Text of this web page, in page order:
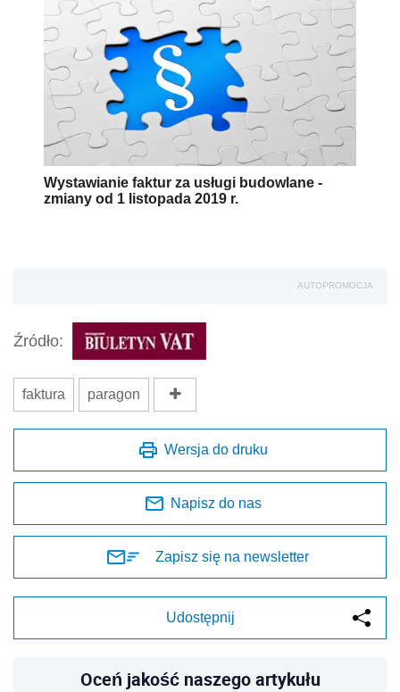
Wystawianie faktur za usługi budowlane -
zmiany od 1 listopada 2019 r.
AUTOPROMOCJA
Źródło:
faktura paragon
Wersja do druku
Napisz do nas
Zapisz się na newsletter
Udostępnij
Oceń jakość naszego artykułu